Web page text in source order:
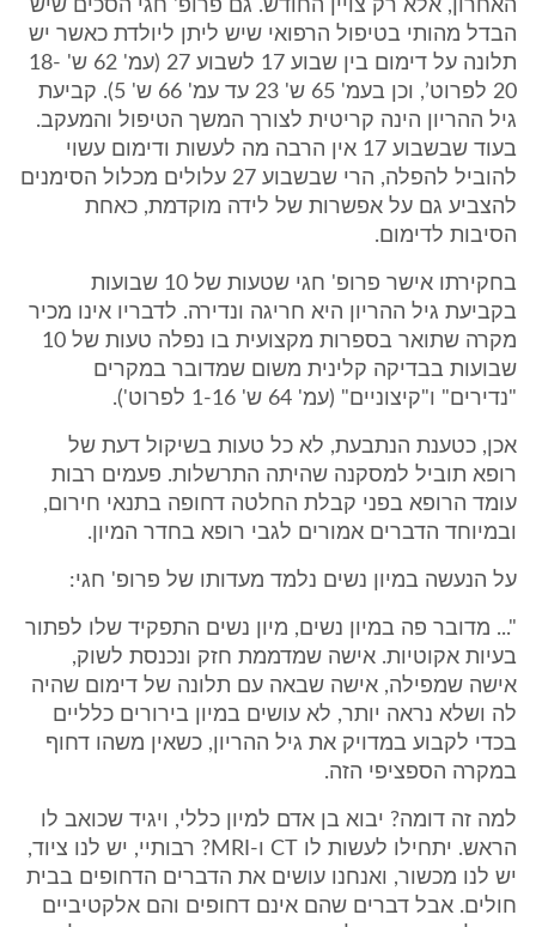
האחרון, אלא רק צויין החודש. גם פרופ' חגי הסכים שיש
הבדל מהותי בטיפול הרפואי שיש ליתן ליולדת כאשר יש
תלונה על דימום בין שבוע 17 לשבוע 27 (עמ' 62 ש' 18-
20 לפרוט’, וכן בעמ' 65 ש' 23 עד עמ' 66 ש' 5). קביעת
גיל ההריון הינה קריטית לצורך המשך הטיפול והמעקב.
בעוד שבשבוע 17 אין הרבה מה לעשות ודימום עשוי
להוביל להפלה, הרי שבשבוע 27 עלולים מכלול הסימנים
להצביע גם על אפשרות של לידה מוקדמת, כאחת
הסיבות לדימום.
בחקירתו אישר פרופ' חגי שטעות של 10 שבועות
בקביעת גיל ההריון היא חריגה ונדירה. לדבריו אינו מכיר
מקרה שתואר בספרות מקצועית בו נפלה טעות של 10
שבועות בבדיקה קלינית משום שמדובר במקרים
"נדירים" ו"קיצוניים" (עמ' 64 ש' 1-16 לפרוט').
אכן, כטענת הנתבעת, לא כל טעות בשיקול דעת של
רופא תוביל למסקנה שהיתה התרשלות. פעמים רבות
עומד הרופא בפני קבלת החלטה דחופה בתנאי חירום,
ובמיוחד הדברים אמורים לגבי רופא בחדר המיון.
על הנעשה במיון נשים נלמד מעדותו של פרופ' חגי:
"... מדובר פה במיון נשים, מיון נשים התפקיד שלו לפתור
בעיות אקוטיות. אישה שמדממת חזק ונכנסת לשוק,
אישה שמפילה, אישה שבאה עם תלונה של דימום שהיה
לה ושלא נראה יותר, לא עושים במיון בירורים כלליים
בכדי לקבוע במדויק את גיל ההריון, כשאין משהו דחוף
במקרה הספציפי הזה.
למה זה דומה? יבוא בן אדם למיון כללי, ויגיד שכואב לו
הראש. יתחילו לעשות לו CT ו-MRI? רבותיי, יש לנו ציוד,
יש לנו מכשור, ואנחנו עושים את הדברים הדחופים בבית
חולים. אבל דברים שהם אינם דחופים והם אלקטיביים